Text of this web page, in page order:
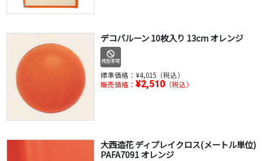
デコバルーン 10枚入り 13cm オレンジ
標準価格： ¥4,015（税込）
販売価格： ¥2,510（税込）
大西造花 ディプレイクロス(メートル単位)
PAFA7091 オレンジ